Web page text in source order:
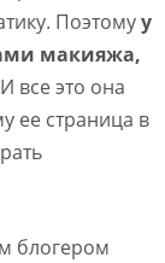
Поэтомуу
макияжа,
все это она
ее страница в
блогером